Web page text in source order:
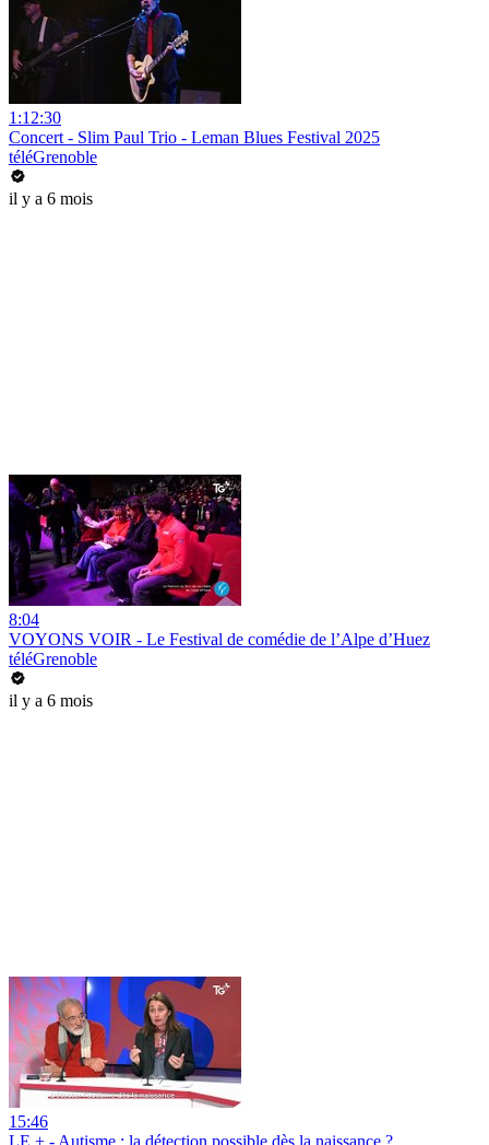
1:12:30
Concert - Slim Paul Trio - Leman Blues Festival 2025
téléGrenoble
il y a 6 mois
8:04
VOYONS VOIR - Le Festival de comédie de l’Alpe d’Huez
téléGrenoble
il y a 6 mois
15:46